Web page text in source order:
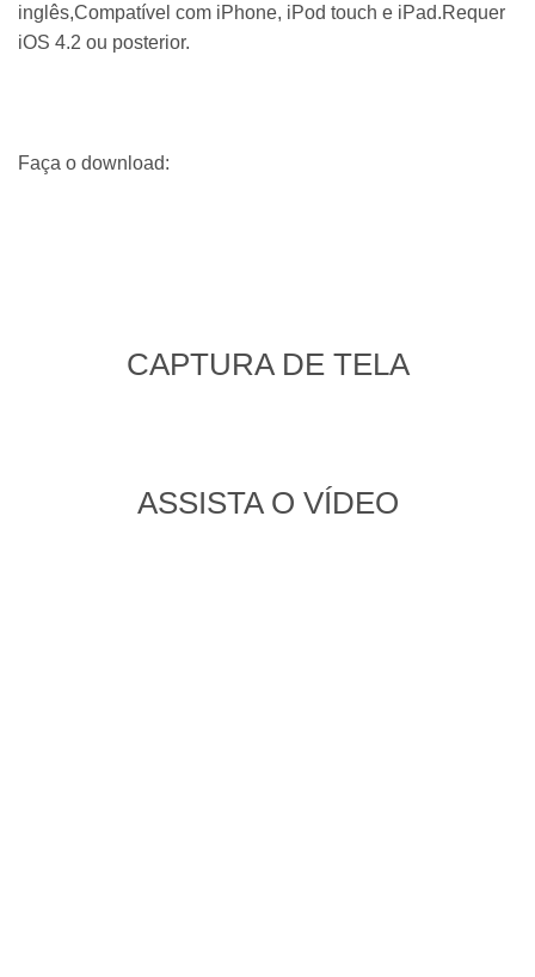
inglês,Compatível com iPhone, iPod touch e iPad.Requer
iOS 4.2 ou posterior.
Faça o download:
CAPTURA DE TELA
ASSISTA O VÍDEO